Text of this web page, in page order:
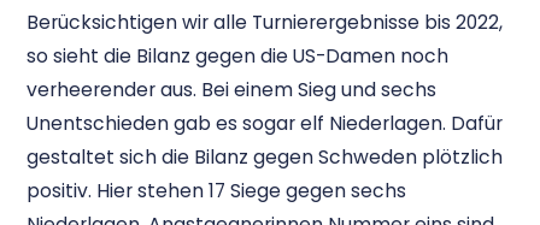
Berücksichtigen wir alle Turnierergebnisse bis 2022,
so sieht die Bilanz gegen die US-Damen noch
verheerender aus. Bei einem Sieg und sechs
Unentschieden gab es sogar elf Niederlagen. Dafür
gestaltet sich die Bilanz gegen Schweden plötzlich
positiv. Hier stehen 17 Siege gegen sechs